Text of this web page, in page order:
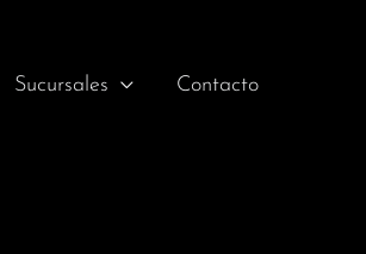
Sucursales Contacto